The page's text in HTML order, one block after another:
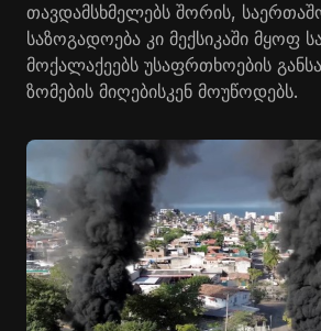
თავდამსხმელებს შორის,
საზოგადოება კი მექსიკაში მყოფ
მოქალაქეებს უსაფრთხოების
ზომების მიღებისკენ მოუწოდებს.